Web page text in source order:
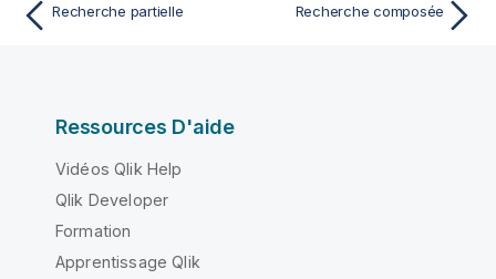
Recherche partielle Recherche composée
Ressources D'aide
Vidéos Qlik Help
Qlik Developer
Formation
Apprentissage Qlik